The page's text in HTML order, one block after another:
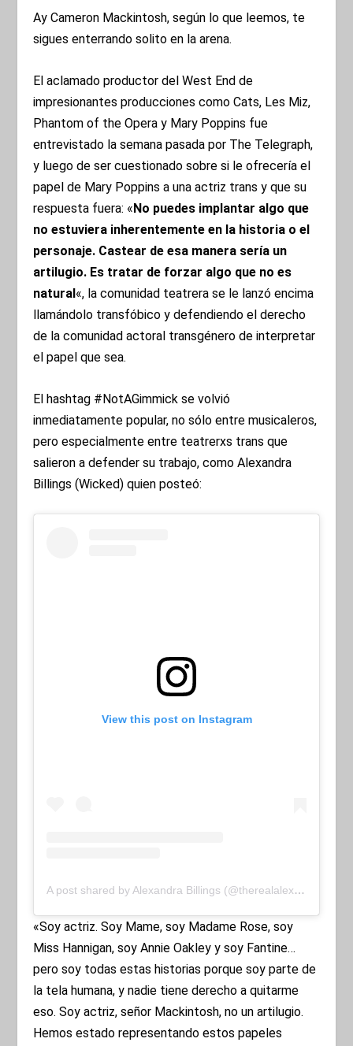
Ay Cameron Mackintosh, según lo que leemos, te
sigues enterrando solito en la arena.
El aclamado productor del West End de
impresionantes producciones como Cats, Les Miz,
Phantom of the Opera y Mary Poppins fue
entrevistado la semana pasada por The Telegraph,
y luego de ser cuestionado sobre si le ofrecería el
papel de Mary Poppins a una actriz trans y que su
respuesta fuera: «No puedes implantar algo que
no estuviera inherentemente en la historia o el
personaje. Castear de esa manera sería un
artilugio. Es tratar de forzar algo que no es
natural«, la comunidad teatrera se le lanzó encima
llamándolo transfóbico y defendiendo el derecho
de la comunidad actoral transgénero de interpretar
el papel que sea.
El hashtag #NotAGimmick se volvió
inmediatamente popular, no sólo entre musicaleros,
pero especialmente entre teatrerxs trans que
salieron a defender su trabajo, como Alexandra
Billings (Wicked) quien posteó:
View this post on Instagram
A post shared by Alexandra Billings (@therealalexandrabillings)
«Soy actriz. Soy Mame, soy Madame Rose, soy
Miss Hannigan, soy Annie Oakley y soy Fantine…
pero soy todas estas historias porque soy parte de
la tela humana, y nadie tiene derecho a quitarme
eso. Soy actriz, señor Mackintosh, no un artilugio.
Hemos estado representando estos papeles